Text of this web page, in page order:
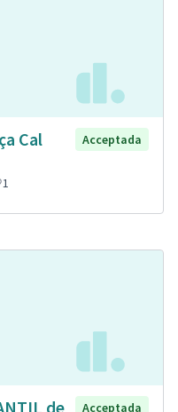
Cal
Acceptada
1
de
Acceptada